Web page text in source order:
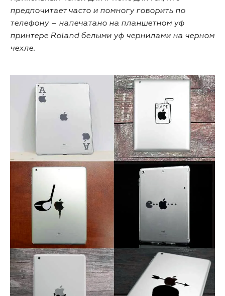
предпочитает часто и помногу говорить по
телефону – напечатано на планшетном уф
принтере Roland белыми уф чернилами на черном
чехле.